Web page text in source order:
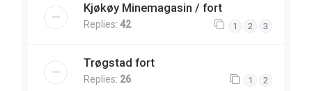
Kjøkøy Minemagasin / fort
Replies: 42 1 2 3
Trøgstad fort
Replies: 26 1 2